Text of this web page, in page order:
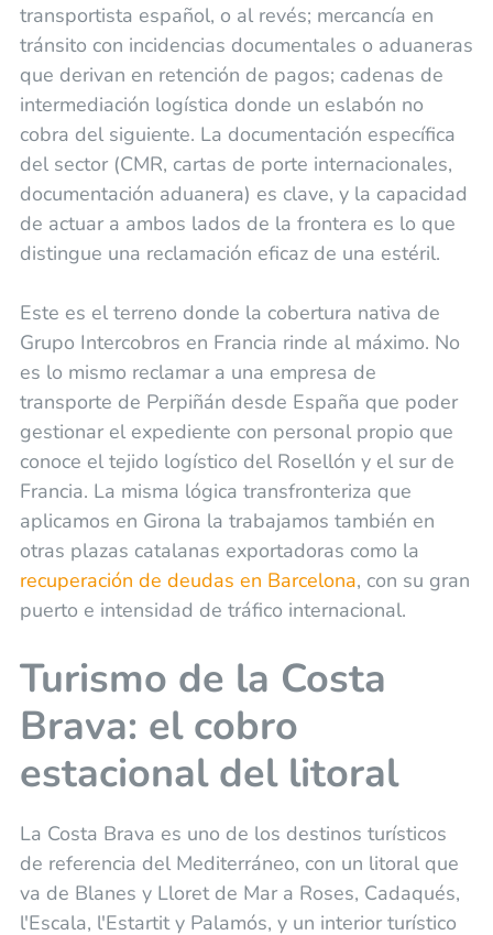
transportista español, o al revés; mercancía en
tránsito con incidencias documentales o aduaneras
que derivan en retención de pagos; cadenas de
intermediación logística donde un eslabón no
cobra del siguiente. La documentación específica
del sector (CMR, cartas de porte internacionales,
documentación aduanera) es clave, y la capacidad
de actuar a ambos lados de la frontera es lo que
distingue una reclamación eficaz de una estéril.
Este es el terreno donde la cobertura nativa de
Grupo Intercobros en Francia rinde al máximo. No
es lo mismo reclamar a una empresa de
transporte de Perpiñán desde España que poder
gestionar el expediente con personal propio que
conoce el tejido logístico del Rosellón y el sur de
Francia. La misma lógica transfronteriza que
aplicamos en Girona la trabajamos también en
otras plazas catalanas exportadoras como la
recuperación de deudas en Barcelona, con su gran
puerto e intensidad de tráfico internacional.
Turismo de la Costa
Brava: el cobro
estacional del litoral
La Costa Brava es uno de los destinos turísticos
de referencia del Mediterráneo, con un litoral que
va de Blanes y Lloret de Mar a Roses, Cadaqués,
l'Escala, l'Estartit y Palamós, y un interior turístico